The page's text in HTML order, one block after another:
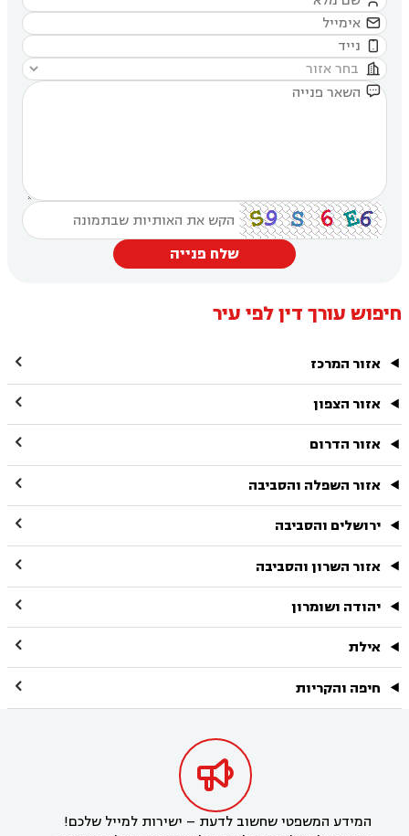




שלח פנייה
חיפוש עורך דין לפי עיר
אזור המרכז 
אזור הצפון 
אזור הדרום 
אזור השפלה והסביבה 
ירושלים והסביבה 
אזור השרון והסביבה 
יהודה ושומרון 
אילת 
חיפה והקריות 

המידע המשפטי שחשוב לדעת – ישירות למייל שלכם!